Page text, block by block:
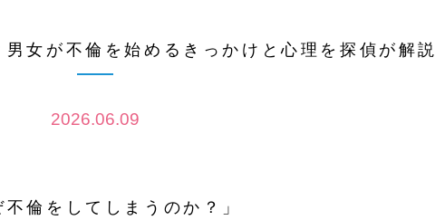
女が不倫を始めるきっかけと心理を探偵が解説
2026.06.09
不倫をしてしまうのか？」